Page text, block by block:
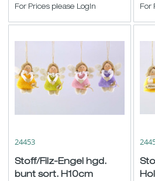
ø2cm
For Prices please LogIn For
24453
Stoff/Filz-Engel hgd.
bunt sort. H10cm